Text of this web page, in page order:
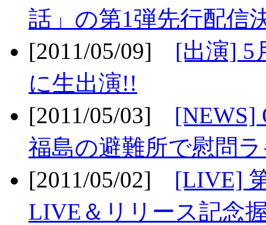
話」の第1弾先行配信
[2011/05/09] [出演] 5
に生出演!!
[2011/05/03] [NEWS]
福島の避難所で慰問
[2011/05/02] [LIVE]
LIVE＆リリース記念